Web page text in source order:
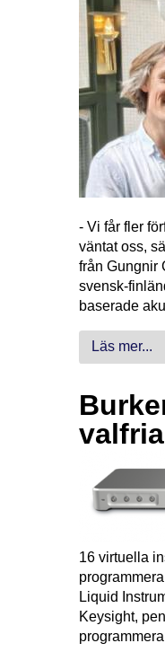
- Vi får fler
väntat oss,
från Gungnir
svensk-
baserade
Läs mer...
16 virtuella
Liquid
Keysight,